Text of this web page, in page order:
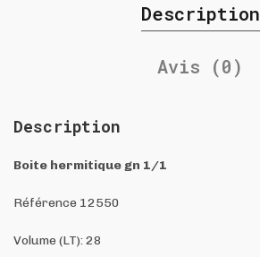
Description
Avis (0)
Description
Boite hermitique gn 1/1
Référence 12550
Volume (LT): 28